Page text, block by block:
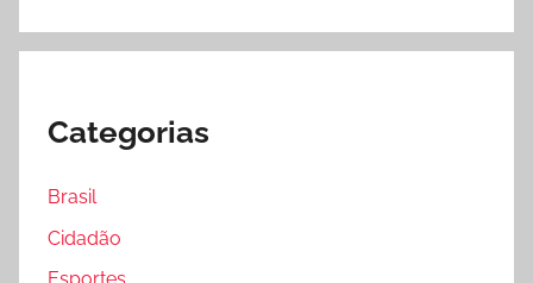
Categorias
Brasil
Cidadão